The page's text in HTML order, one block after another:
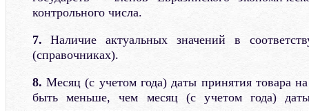
контрольного числа.
7. Наличие актуальных значений в
(справочниках).
8. Месяц (с учетом года) даты принятия товара
быть меньше, чем месяц (с учетом года)